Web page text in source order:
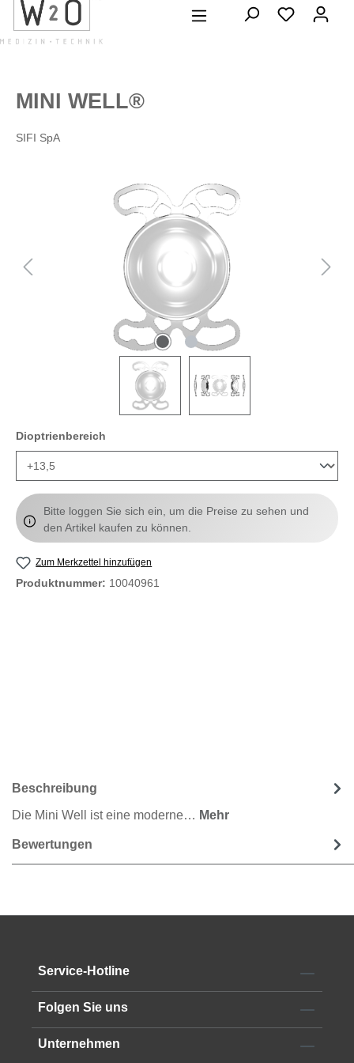
springen
MINI WELL®
SIFI SpA
Bildergalerie überspringen
Dioptrienbereich
Bitte loggen Sie sich ein, um die Preise zu sehen und
den Artikel kaufen zu können.
Zum Merkzettel hinzufügen
Produktnummer: 10040961
Beschreibung
Die Mini Well ist eine moderne… Mehr
Bewertungen
Service-Hotline
Folgen Sie uns
Unternehmen